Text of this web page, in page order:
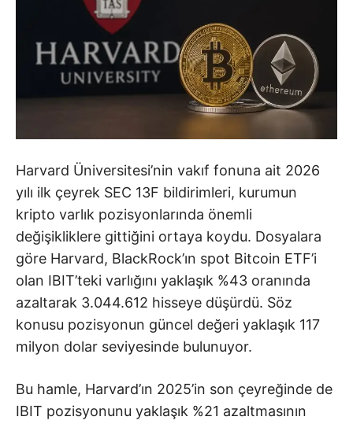
Harvard Üniversitesi’nin vakıf fonuna ait 2026
yılı ilk çeyrek SEC 13F bildirimleri, kurumun
kripto varlık pozisyonlarında önemli
değişikliklere gittiğini ortaya koydu. Dosyalara
göre Harvard, BlackRock’ın spot Bitcoin ETF’i
olan IBIT’teki varlığını yaklaşık %43 oranında
azaltarak 3.044.612 hisseye düşürdü. Söz
konusu pozisyonun güncel değeri yaklaşık 117
milyon dolar seviyesinde bulunuyor.
Bu hamle, Harvard’ın 2025’in son çeyreğinde de
IBIT pozisyonunu yaklaşık %21 azaltmasının